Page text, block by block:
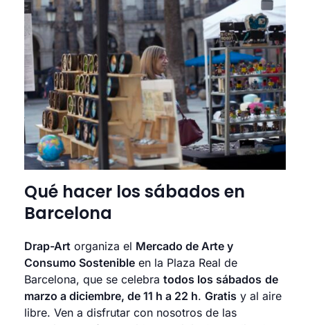
Qué hacer los sábados en
Barcelona
Drap-Art organiza el Mercado de Arte y
Consumo Sostenible en la Plaza Real de
Barcelona, que se celebra todos los sábados de
marzo a diciembre, de 11 h a 22 h. Gratis y al aire
libre. Ven a disfrutar con nosotros de las